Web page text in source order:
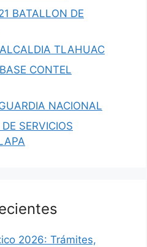
BATALLON DE
TLAHUAC
CONTEL
NACIONAL
SERVICIOS
2026: Trámites,